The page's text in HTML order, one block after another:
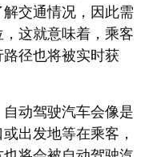
交通情况，因此需
这就意味着，乘客
径也将被实时获
动驾驶汽车会像是
出发地等在乘客，